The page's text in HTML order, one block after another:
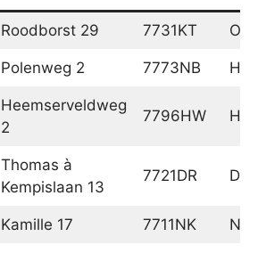
Roodborst 29 7731KT
Polenweg 2 7773NB
Heemserveldweg
2
7796HW
Thomas à
Kempislaan 13
7721DR
Kamille 17 7711NK